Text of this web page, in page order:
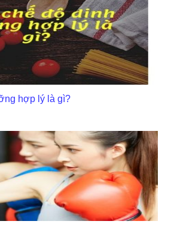
hợp lý là gì?